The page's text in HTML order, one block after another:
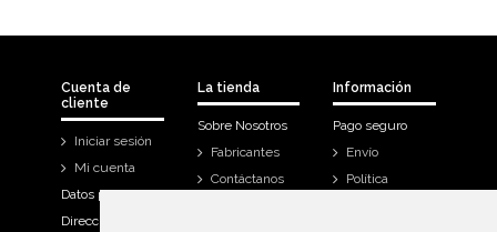
Cuenta de
cliente
Iniciar sesión
Mi cuenta
Datos personales
Direcciones
La tienda
Sobre Nosotros
Fabricantes
Contáctanos
Información
Pago seguro
Envío
Política